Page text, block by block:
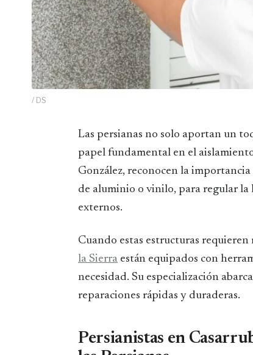
/ DS
Las persianas no solo aportan un toque estético a los hogares, sino que desempeñan un
papel fundamental en el
González, reconocen la
de aluminio o vinilo, para regular la
externos.
Cuando estas estructuras
la Sierra están equipados con
necesidad. Su especialización
reparaciones rápidas y duraderas.
Persianistas en